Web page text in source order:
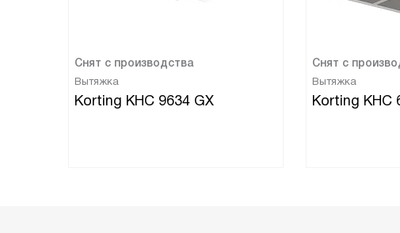
Снят с производства
Вытяжка
Korting KHC 9634 GX
Снят с
Вытяжка
Korting KHC